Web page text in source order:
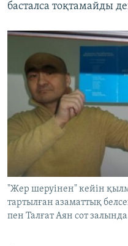
басталса тоқтамайды
"Жер шеруінен" кейін
тартылған азаматтық
пен Талғат Аян сот